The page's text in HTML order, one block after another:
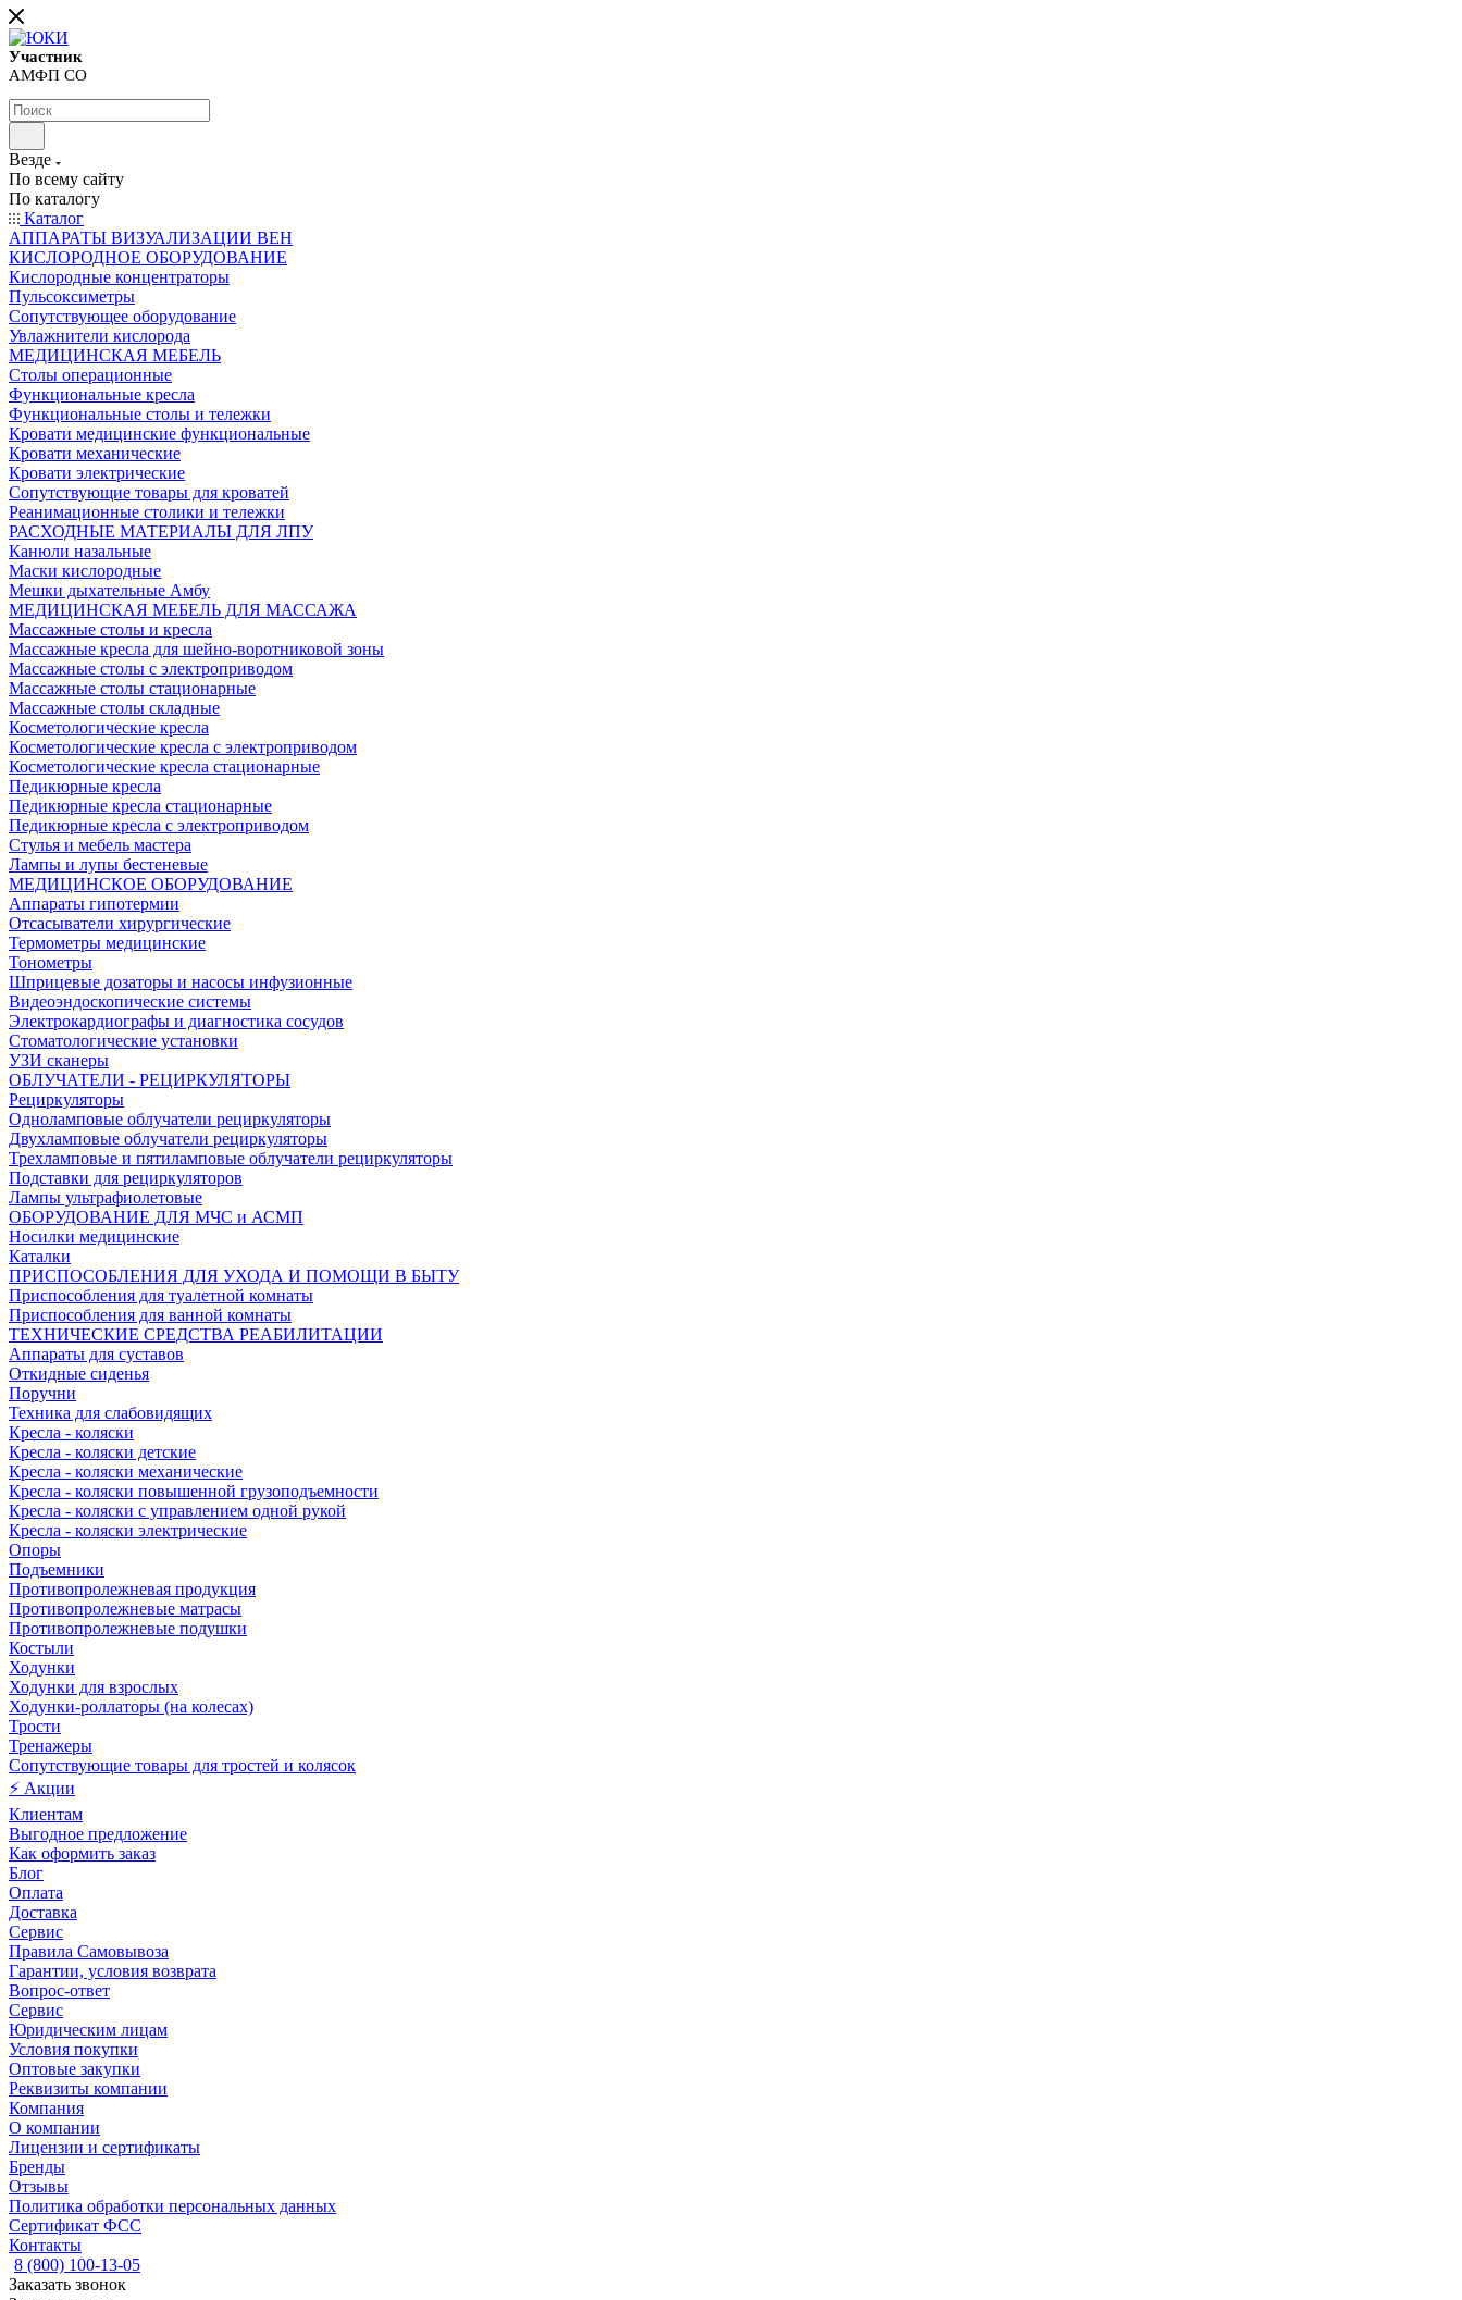
Участник
АМФП СО
Везде
По всему сайту
По каталогу
Каталог
АППАРАТЫ ВИЗУАЛИЗАЦИИ ВЕН
КИСЛОРОДНОЕ ОБОРУДОВАНИЕ
Кислородные концентраторы
Пульсоксиметры
Сопутствующее оборудование
Увлажнители кислорода
МЕДИЦИНСКАЯ МЕБЕЛЬ
Столы операционные
Функциональные кресла
Функциональные столы и тележки
Кровати медицинские функциональные
Кровати механические
Кровати электрические
Сопутствующие товары для кроватей
Реанимационные столики и тележки
РАСХОДНЫЕ МАТЕРИАЛЫ ДЛЯ ЛПУ
Канюли назальные
Маски кислородные
Мешки дыхательные Амбу
МЕДИЦИНСКАЯ МЕБЕЛЬ ДЛЯ МАССАЖА
Массажные столы и кресла
Массажные кресла для шейно-воротниковой зоны
Массажные столы с электроприводом
Массажные столы стационарные
Массажные столы складные
Косметологические кресла
Косметологические кресла с электроприводом
Косметологические кресла стационарные
Педикюрные кресла
Педикюрные кресла стационарные
Педикюрные кресла с электроприводом
Стулья и мебель мастера
Лампы и лупы бестеневые
МЕДИЦИНСКОЕ ОБОРУДОВАНИЕ
Аппараты гипотермии
Отсасыватели хирургические
Термометры медицинские
Тонометры
Шприцевые дозаторы и насосы инфузионные
Видеоэндоскопические системы
Электрокардиографы и диагностика сосудов
Стоматологические установки
УЗИ сканеры
ОБЛУЧАТЕЛИ - РЕЦИРКУЛЯТОРЫ
Рециркуляторы
Одноламповые облучатели рециркуляторы
Двухламповые облучатели рециркуляторы
Трехламповые и пятиламповые облучатели рециркуляторы
Подставки для рециркуляторов
Лампы ультрафиолетовые
ОБОРУДОВАНИЕ ДЛЯ МЧС и АСМП
Носилки медицинские
Каталки
ПРИСПОСОБЛЕНИЯ ДЛЯ УХОДА И ПОМОЩИ В БЫТУ
Приспособления для туалетной комнаты
Приспособления для ванной комнаты
ТЕХНИЧЕСКИЕ СРЕДСТВА РЕАБИЛИТАЦИИ
Аппараты для суставов
Откидные сиденья
Поручни
Техника для слабовидящих
Кресла - коляски
Кресла - коляски детские
Кресла - коляски механические
Кресла - коляски повышенной грузоподъемности
Кресла - коляски с управлением одной рукой
Кресла - коляски электрические
Опоры
Подъемники
Противопролежневая продукция
Противопролежневые матрасы
Противопролежневые подушки
Костыли
Ходунки
Ходунки для взрослых
Ходунки-роллаторы (на колесах)
Трости
Тренажеры
Сопутствующие товары для тростей и колясок
⚡ Акции
Клиентам
Выгодное предложение
Как оформить заказ
Блог
Оплата
Доставка
Сервис
Правила Самовывоза
Гарантии, условия возврата
Вопрос-ответ
Сервис
Юридическим лицам
Условия покупки
Оптовые закупки
Реквизиты компании
Компания
О компании
Лицензии и сертификаты
Бренды
Отзывы
Политика обработки персональных данных
Сертификат ФСС
Контакты
8 (800) 100-13-05
Заказать звонок